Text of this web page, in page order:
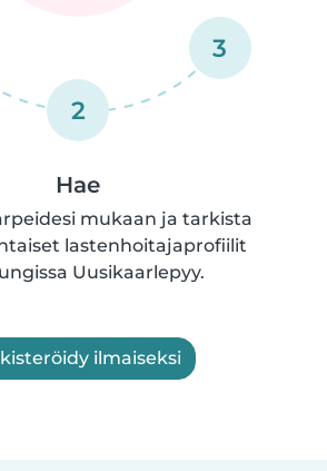
2
3
Hae
mukaan ja tarkista
lastenhoitajaprofiilit
Uusikaarlepyy.
ilmaiseksi